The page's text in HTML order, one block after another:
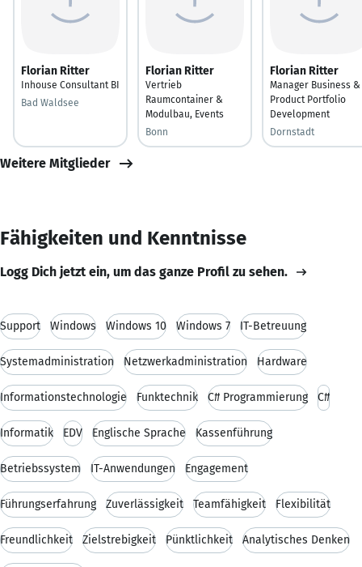
Florian Ritter
Inhouse Consultant BI
Bad Waldsee
Florian Ritter
Vertrieb
Raumcontainer &
Modulbau, Events
Bonn
Florian Ritter
Manager Business &
Product Portfolio
Development
Dornstadt
Weitere Mitglieder
Fähigkeiten und Kenntnisse
Logg Dich jetzt ein, um das ganze Profil zu sehen.
Support Windows Windows 10 Windows 7 IT-Betreuung
Systemadministration Netzwerkadministration Hardware
Informationstechnologie Funktechnik C# Programmierung C#
Informatik EDV Englische Sprache Kassenführung
Betriebssystem IT-Anwendungen Engagement
Führungserfahrung Zuverlässigkeit Teamfähigkeit Flexibilität
Freundlichkeit Zielstrebigkeit Pünktlichkeit Analytisches Denken